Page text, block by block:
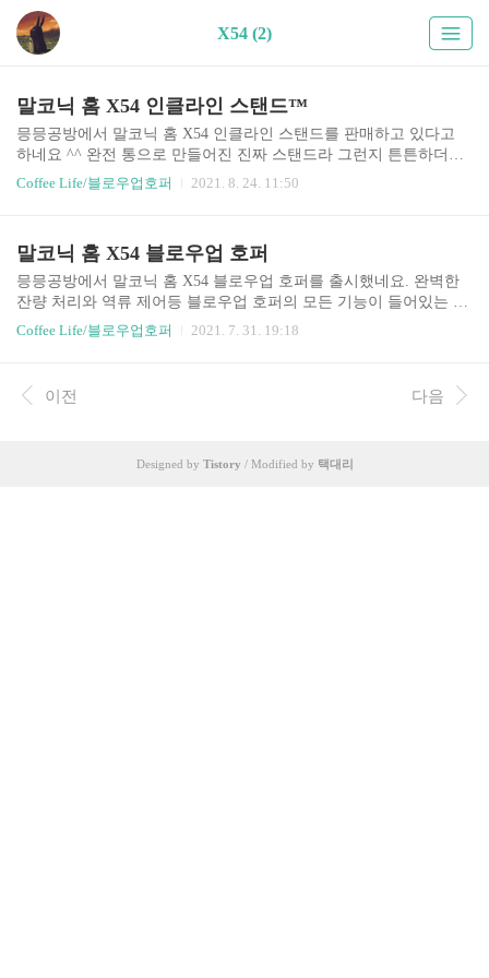
X54 (2)
말코닉 홈 X54 인클라인 스탠드™
​믕믕공방에서 말코닉 홈 X54 인클라인 스탠드를 판매하고 있다고
하네요 ^^ 완전 통으로 만들어진 진짜 스탠드라 그런지 튼튼하더라
고요. 공유드립니다. 아래 내용은 스토어 링크에 있는 내용을 복붙한
용! (화렵) smartstore.naver.com 앞서 믕믕공방에서 홈바리스타클럽
회원 GENE님과 함께 공동으로 아이디어를 구상하고, 유레카 미뇽
시리즈 인클라인 스탠드를 최초로 소개한 바 있습니다. ​ ~ 한정수량
~ 행운의 7% 할인중 \60,000 -..
Coffee Life/블로우업호퍼 2021. 8. 24. 11:50
말코닉 홈 X54 블로우업 호퍼
믕믕공방에서 말코닉 홈 X54 블로우업 호퍼를 출시했네요. 완벽한
잔량 처리와 역류 제어등 블로우업 호퍼의 모든 기능이 들어있는 호
퍼더라고요. https://smartstore.naver.com/coffee_blowup/products/57501
martstore.naver.com 말코닉 홈 X54를 말코닉 그 차제로 사용할 수 있
는 진짜 호퍼 어느 하나 빠진 것 없이 가득 채운 꽉찬 호퍼 믕믕공방
switch를 담당하고 ..
Coffee Life/블로우업호퍼 2021. 7. 31. 19:18
이전 다음
Designed by Tistory / Modified by 택대리